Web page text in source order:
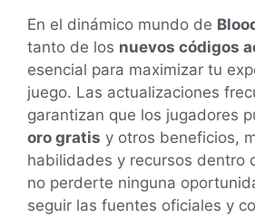
En el dinámico mundo de
tanto de los nuevos códigos
esencial para maximizar tu
juego. Las actualizaciones
garantizan que los jugadores
oro gratis y otros beneficios,
habilidades y recursos dentro
no perderte ninguna
seguir las fuentes oficiales y